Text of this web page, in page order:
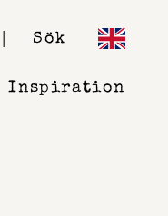
Sök
Inspiration